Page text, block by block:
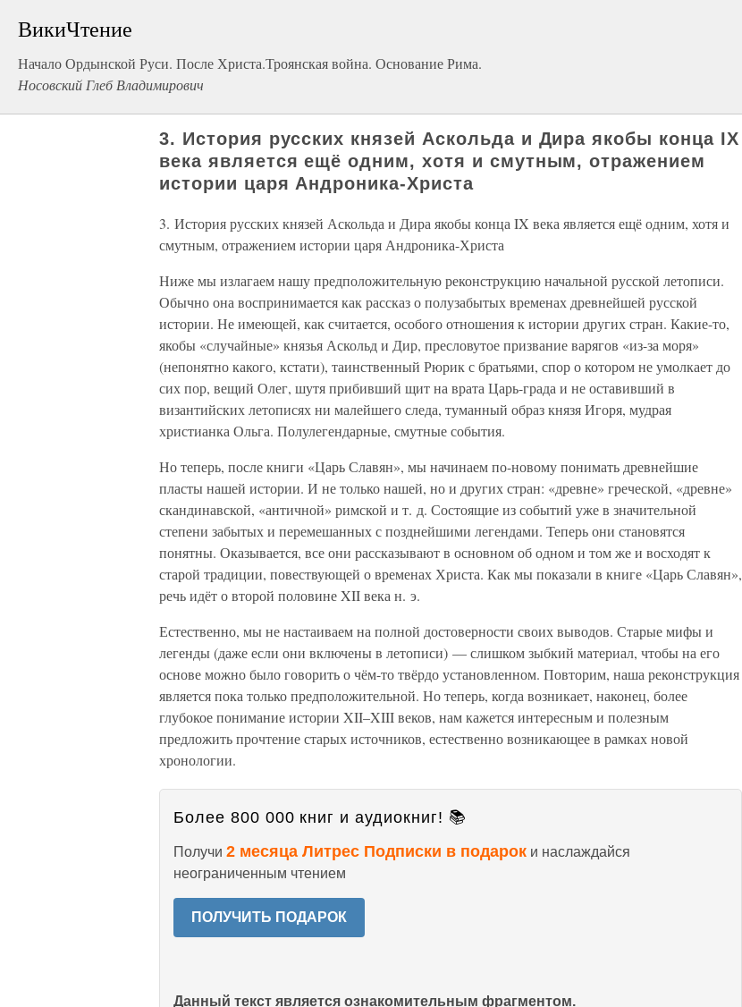
ВикиЧтение
Начало Ордынской Руси. После Христа.Троянская война. Основание Рима.
Носовский Глеб Владимирович
3. История русских князей Аскольда и Дира якобы конца IX
века является ещё одним, хотя и смутным, отражением
истории царя Андроника-Христа
3. История русских князей Аскольда и Дира якобы конца IX века является ещё одним, хотя и
смутным, отражением истории царя Андроника-Христа
Ниже мы излагаем нашу предположительную реконструкцию начальной русской летописи.
Обычно она воспринимается как рассказ о полузабытых временах древнейшей русской
истории. Не имеющей, как считается, особого отношения к истории других стран. Какие-то,
якобы «случайные» князья Аскольд и Дир, пресловутое призвание варягов «из-за моря»
(непонятно какого, кстати), таинственный Рюрик с братьями, спор о котором не умолкает до
сих пор, вещий Олег, шутя прибивший щит на врата Царь-града и не оставивший в
византийских летописях ни малейшего следа, туманный образ князя Игоря, мудрая
христианка Ольга. Полулегендарные, смутные события.
Но теперь, после книги «Царь Славян», мы начинаем по-новому понимать древнейшие
пласты нашей истории. И не только нашей, но и других стран: «древне» греческой, «древне»
скандинавской, «античной» римской и т. д. Состоящие из событий уже в значительной
степени забытых и перемешанных с позднейшими легендами. Теперь они становятся
понятны. Оказывается, все они рассказывают в основном об одном и том же и восходят к
старой традиции, повествующей о временах Христа. Как мы показали в книге «Царь Славян»,
речь идёт о второй половине XII века н. э.
Естественно, мы не настаиваем на полной достоверности своих выводов. Старые мифы и
легенды (даже если они включены в летописи) — слишком зыбкий материал, чтобы на его
основе можно было говорить о чём-то твёрдо установленном. Повторим, наша реконструкция
является пока только предположительной. Но теперь, когда возникает, наконец, более
глубокое понимание истории XII–XIII веков, нам кажется интересным и полезным
предложить прочтение старых источников, естественно возникающее в рамках новой
хронологии.
Более 800 000 книг и аудиокниг! 📚
Получи 2 месяца Литрес Подписки в подарок и наслаждайся
неограниченным чтением
ПОЛУЧИТЬ ПОДАРОК
Данный текст является ознакомительным фрагментом.